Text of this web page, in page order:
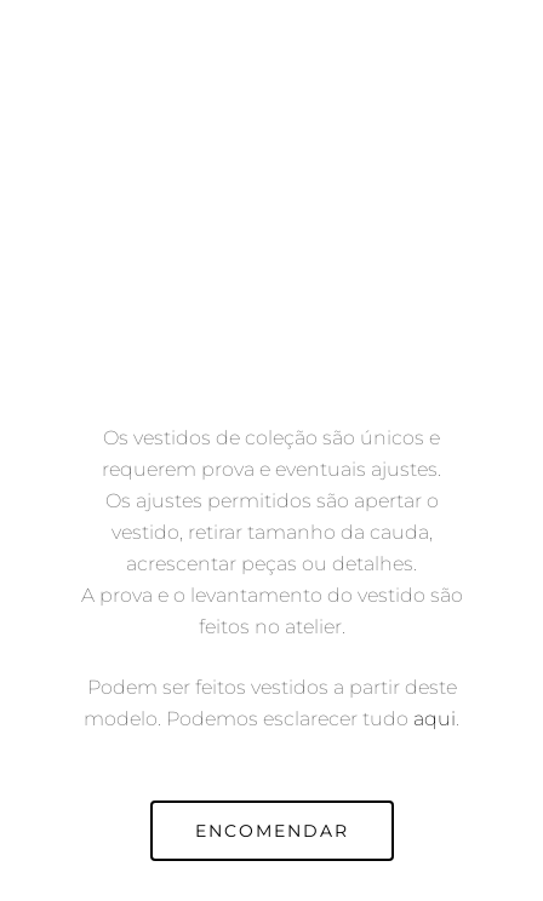
Os vestidos de coleção são únicos e
requerem prova e eventuais ajustes.
Os ajustes permitidos são apertar o
vestido, retirar tamanho da cauda,
acrescentar peças ou detalhes.
A prova e o levantamento do vestido são
feitos no atelier.
Podem ser feitos vestidos a partir deste
modelo. Podemos esclarecer tudo aqui.
ENCOMENDAR